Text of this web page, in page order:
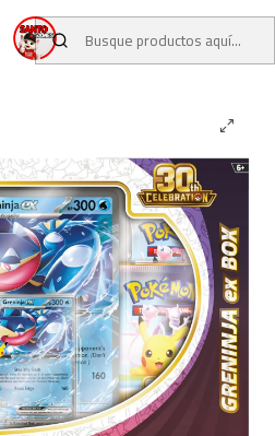
TCG PREVENTAS POKEMON TCG
Greninja ex Box (Inglés)